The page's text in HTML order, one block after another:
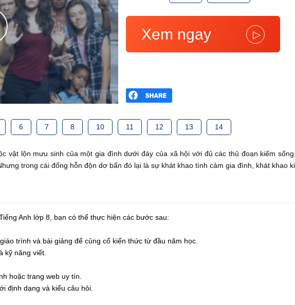
Xem ngay ▷
6 7 8 10 11 12 13 14
vật lộn mưu sinh của một gia đình dưới đáy của xã hội với đủ các thủ đoạn kiếm
trong cái đống hỗn độn dơ bẩn đó lại là sự khát khao tình cảm gia đình, khát
Anh lớp 8, bạn có thể thực hiện các bước sau:
trình và bài giảng để củng cố kiến thức từ đầu năm học.
kỹ năng viết.
hoặc trang web uy tín.
định dạng và kiểu câu hỏi.